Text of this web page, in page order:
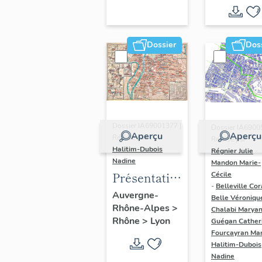
Auvergne-
Rhône-
Alpes
(DOSSIER
EN COURS)
Dossier
Aperçu
Réalisé par
Halitim-Dubois
Nadine
Présentation
et synthèse
du
patrimoine
industriel
Auvergne-
Rhône-Alpes>
Rhône > Lyon
Aperçu
Réalisé par
Régnier Julie
Mandon Marie-
Cécile
- Belleville
Belle
Chalabi
Guégan
Fourcayran
Halitim-Dubois
Nadine